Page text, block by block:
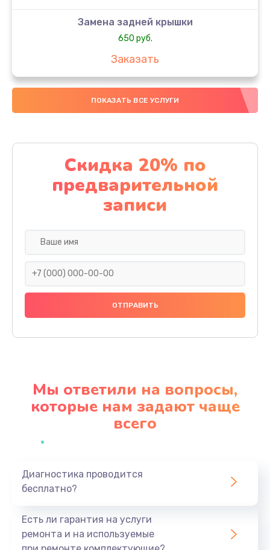
Замена задней крышки
650 руб.
Заказать
Замена аккумулятора
4000 руб.
Замена материнской платы
1100 руб.
Заказать
Замена праймера
1000 руб.
Заказать
Профилактическая чистка
Заказать
ПОКАЗАТЬ ВСЕ УСЛУГИ
Скидка 20% по
предварительной
записи
Мы ответили на вопросы,
которые нам задают чаще
всего
Диагностика проводится
бесплатно?
Есть ли гарантия на услуги
ремонта и на используемые